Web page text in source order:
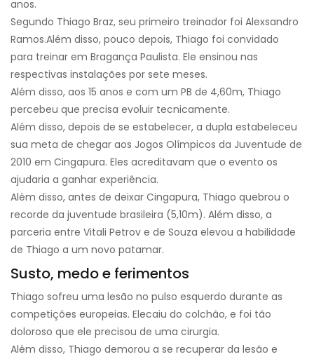
anos.
Segundo Thiago Braz, seu primeiro treinador foi Alexsandro
Ramos.Além disso, pouco depois, Thiago foi convidado
para treinar em Bragança Paulista. Ele ensinou nas
respectivas instalações por sete meses.
Além disso, aos 15 anos e com um PB de 4,60m, Thiago
percebeu que precisa evoluir tecnicamente.
Além disso, depois de se estabelecer, a dupla estabeleceu
sua meta de chegar aos Jogos Olímpicos da Juventude de
2010 em Cingapura. Eles acreditavam que o evento os
ajudaria a ganhar experiência.
Além disso, antes de deixar Cingapura, Thiago quebrou o
recorde da juventude brasileira (5,10m). Além disso, a
parceria entre Vitali Petrov e de Souza elevou a habilidade
de Thiago a um novo patamar.
Susto, medo e ferimentos
Thiago sofreu uma lesão no pulso esquerdo durante as
competições europeias. Elecaiu do colchão, e foi tão
doloroso que ele precisou de uma cirurgia.
Além disso, Thiago demorou a se recuperar da lesão e